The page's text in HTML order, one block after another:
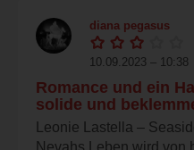
diana pegasus
10.09.2023 – 10:38
Romance und ein
solide und
Leonie Lastella –
Nevahs Leben wird von